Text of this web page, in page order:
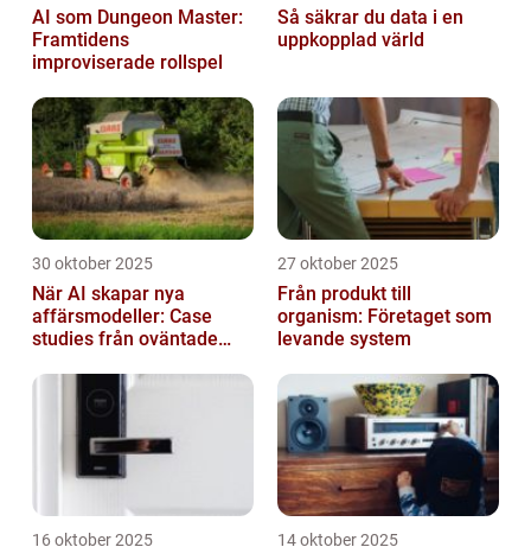
AI som Dungeon Master:
Framtidens
improviserade rollspel
Så säkrar du data i en
uppkopplad värld
30 oktober 2025
När AI skapar nya
affärsmodeller: Case
studies från oväntade
27 oktober 2025
Från produkt till
organism: Företaget som
levande system
16 oktober 2025 14 oktober 2025